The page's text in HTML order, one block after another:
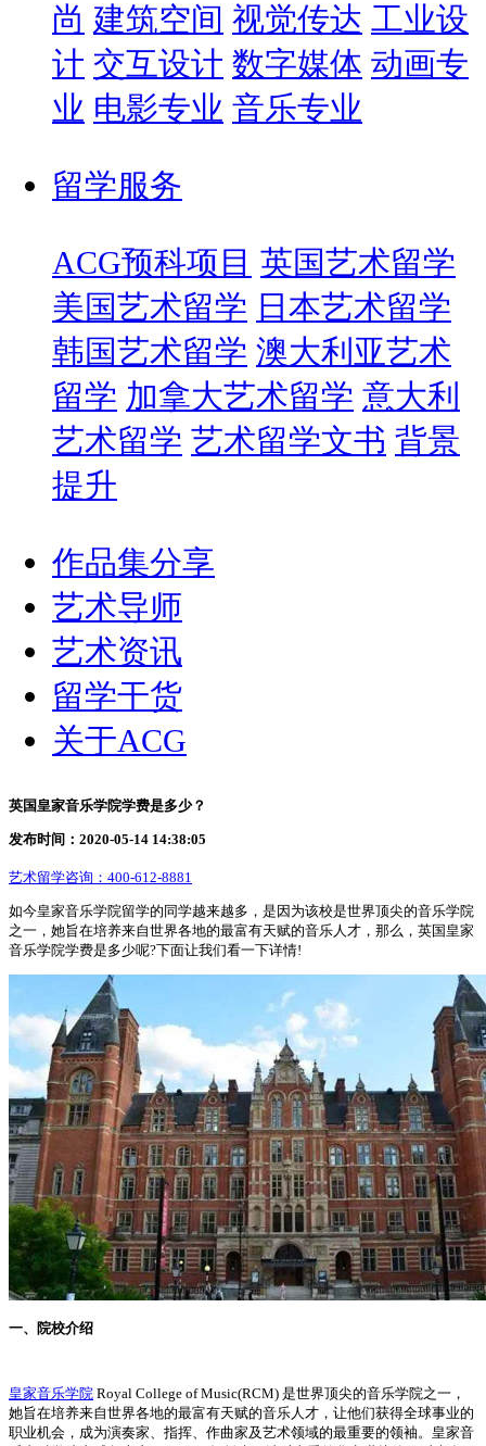
尚 建筑空间 视觉传达 工业设
计 交互设计 数字媒体 动画专
业 电影专业 音乐专业
留学服务
ACG预科项目 英国艺术留学
美国艺术留学 日本艺术留学
韩国艺术留学 澳大利亚艺术
留学 加拿大艺术留学 意大利
艺术留学 艺术留学文书 背景
提升
作品集分享
艺术导师
艺术资讯
留学干货
关于ACG
英国皇家音乐学院学费是多少？
发布时间：2020-05-14 14:38:05
艺术留学咨询： 400-612-8881
如今皇家音乐学院留学的同学越来越多，是因为该校是世界顶尖的音乐学院
之一，她旨在培养来自世界各地的最富有天赋的音乐人才，那么，英国皇家
音乐学院学费是多少呢?下面让我们看一下详情!
一、院校介绍
皇家音乐学院 Royal College of Music(RCM) 是世界顶尖的音乐学院之一，
她旨在培养来自世界各地的最富有天赋的音乐人才，让他们获得全球事业的
职业机会，成为演奏家、指挥、作曲家及艺术领域的最重要的领袖。皇家音